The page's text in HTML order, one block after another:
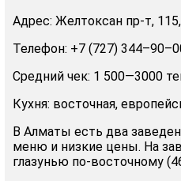
Адрес: Желтоксан пр-т,
Телефон: +7 (727)
Средний чек: 1 500—3000
Кухня: восточная,
В Алматы есть два
меню и низкие цены. На
глазунью по-восточному